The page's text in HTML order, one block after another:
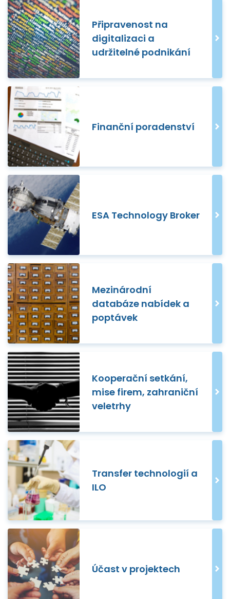
Připravenost na
digitalizaci a
udržitelné podnikání
Finanční poradenství
ESA Technology Broker
Mezinárodní
databáze nabídek a
poptávek
Kooperační setkání,
mise firem, zahraniční
veletrhy
Transfer technologií a
ILO
Účast v projektech